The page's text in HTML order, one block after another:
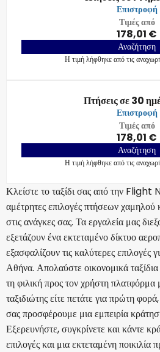
Επιστροφή
Τιμές από
178,01 €
Αναζήτηση
Η τιμή λήφθηκε από τις
Πτήσεις σε 30
Επιστροφή
Τιμές από
178,01 €
Αναζήτηση
Η τιμή λήφθηκε από τις
Κλείστε το ταξίδι σας από την
αμέτρητες επιλογές πτήσεων
στις ανάγκες σας. Τα εργαλεία μας
εξετάζουν ένα εκτεταμένο δίκτυο
εξασφαλίζουν τις καλύτερες επιλογές
Αθήνα. Απολαύστε οικονομικά
τη φιλική προς τον χρήστη πλατφόρμα
ταξιδιώτης είτε πετάτε για πρώτη
σας προσφέρουμε μια εμπειρία
Εξερευνήστε, συγκρίνετε και κάντε
επιλογές και μια εκτεταμένη